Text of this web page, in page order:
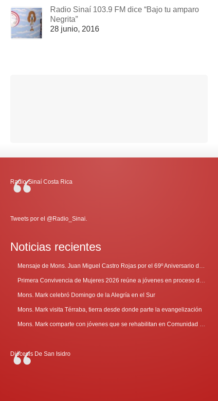
Radio Sinaí 103.9 FM dice “Bajo tu amparo
Negrita”
28 junio, 2016
Radio-Sinaí Costa Rica
Tweets por el @Radio_Sinai.
Noticias recientes
Mons. Mark celebró Domingo de la Alegría en el Sur
Mons. Mark visita Térraba, tierra desde donde parte la evangelización
Diócesis De San Isidro